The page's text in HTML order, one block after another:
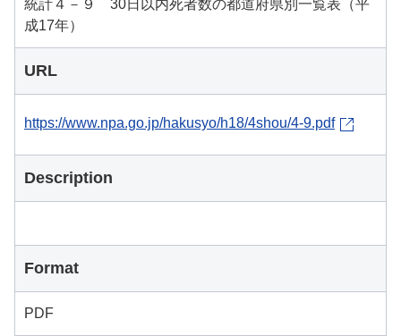
統計４－９ 30日以内死者数の都道府県別一覧表（平
成17年）
URL
https://www.npa.go.jp/hakusyo/h18/4shou/4-9.pdf
Description
Format
PDF